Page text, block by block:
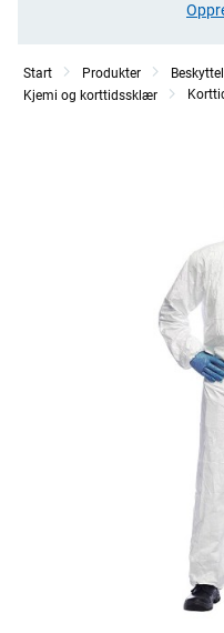
Start Produkter
Kjemi og korttidssklær